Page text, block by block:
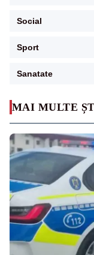
MAI MULTE
Social
Sport
Sanatate